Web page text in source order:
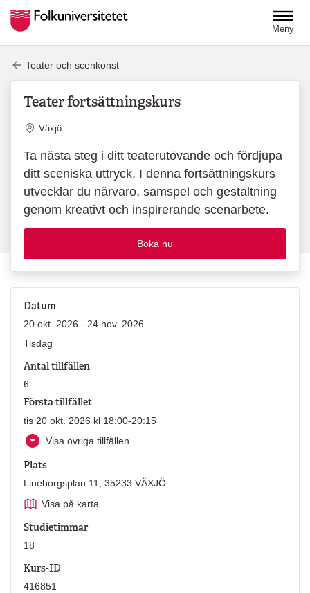
Meny
Teater och scenkonst
Teater fortsättningskurs
Plats
Växjö
Ta nästa steg i ditt teaterutövande och fördjupa
ditt sceniska uttryck. I denna fortsättningskurs
utvecklar du närvaro, samspel och gestaltning
genom kreativt och inspirerande scenarbete.
Boka nu
Datum
20 okt. 2026 - 24 nov. 2026
Tisdag
Antal tillfällen
6
Första tillfället
tis 20 okt. 2026 kl 18:00-20:15
Visa övriga tillfällen
Plats
Lineborgsplan 11, 35233 VÄXJÖ
Visa på karta
Studietimmar
18
Kurs-ID
416851